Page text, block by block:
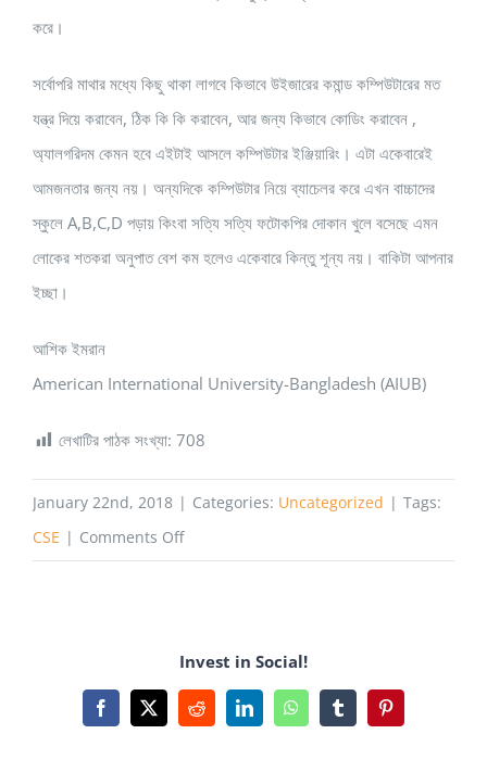
করে।
সর্বোপরি মাথার মধ্যে কিছু থাকা লাগবে কিভাবে উইজারের কমান্ড কম্পিউটারের মত
যন্ত্র দিয়ে করাবেন, ঠিক কি কি করাবেন, আর জন্য কিভাবে কোডিং করাবেন ,
অ্যালগরিদম কেমন হবে এইটাই আসলে কম্পিউটার ইঞ্জিয়ারিং। এটা একেবারেই
আমজনতার জন্য নয়। অন্যদিকে কম্পিউটার নিয়ে ব্যাচেলর করে এখন বাচ্চাদের
স্কুলে A,B,C,D পড়ায় কিংবা সত্যি সত্যি ফটোকপির দোকান খুলে বসেছে এমন
লোকের শতকরা অনুপাত বেশ কম হলেও একেবারে কিন্তু শূন্য নয়। বাকিটা আপনার
ইচ্ছা।
আশিক ইমরান
American International University-Bangladesh (AIUB)
লেখাটির পাঠক সংখ্যা: 708
January 22nd, 2018 | Categories: Uncategorized | Tags:
CSE | Comments Offon
Invest in Social!
Facebook
X RedditLinkedInWhatsAppTumblrPinterest